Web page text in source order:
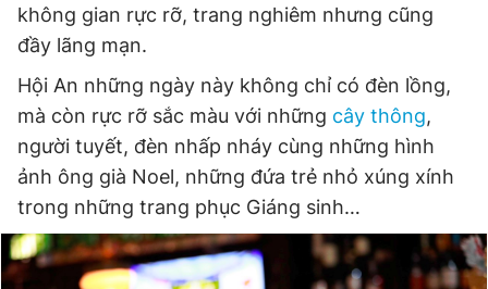
Thông tin tòa soạn Liên hệ quảng cáo
Đọc Thanh Niên trên điện thoại
không gian rực rỡ, trang nghiêm nhưng cũng
đầy lãng mạn.
Hội An những ngày này không chỉ có đèn lồng,
mà còn rực rỡ sắc màu với những cây thông,
người tuyết, đèn nhấp nháy cùng những hình
ảnh ông già Noel, những đứa trẻ nhỏ xúng xính
trong những trang phục Giáng sinh…